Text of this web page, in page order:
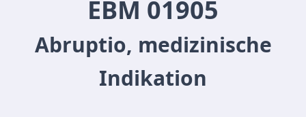
EBM 01905
Abruptio, medizinische
Indikation